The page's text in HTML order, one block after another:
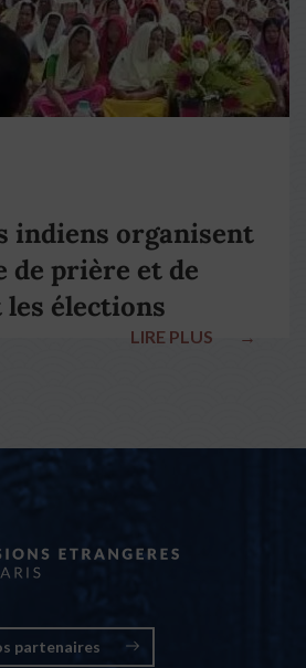
indiens organisent
de prière et de
élections
LIRE PLUS →
partenaires